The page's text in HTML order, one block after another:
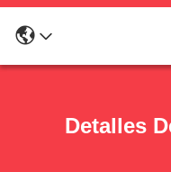
Detalles